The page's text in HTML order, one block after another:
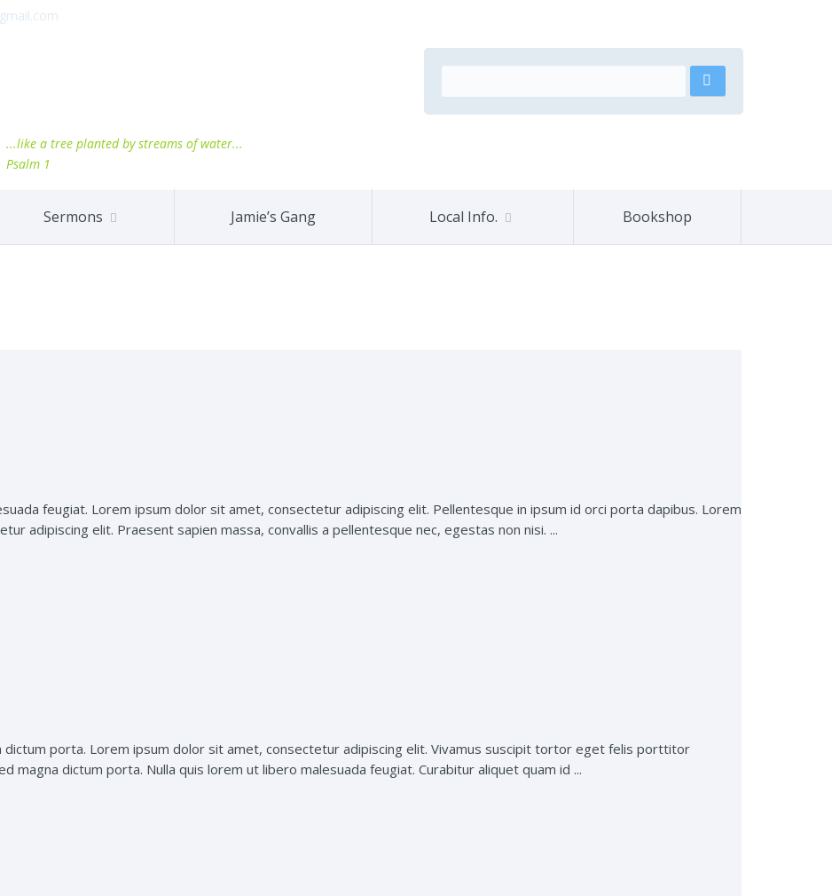
...like a tree planted by streams of water...
Psalm 1
Sermons Jamie’s Gang Local Info. Bookshop
feugiat. Lorem ipsum dolor sit amet, consectetur adipiscing elit. Pellentesque in ipsum id orci porta dapibus. Lorem
adipiscing elit. Praesent sapien massa, convallis a pellentesque nec, egestas non nisi. ...
dictum porta. Lorem ipsum dolor sit amet, consectetur adipiscing elit. Vivamus suscipit tortor eget felis porttitor
magna dictum porta. Nulla quis lorem ut libero malesuada feugiat. Curabitur aliquet quam id ...